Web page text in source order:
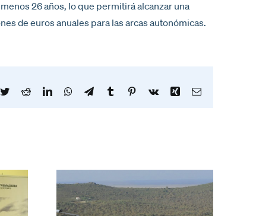
26 años, lo que permitirá alcanzar una
de euros anuales para las arcas autonómicas.
TwitterRedditLinkedInWhatsApp
TelegramTumblr Pinterest
Vk Xing Correo